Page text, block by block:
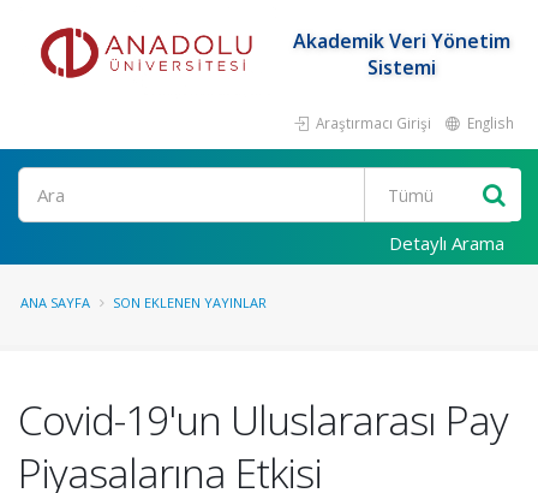
Akademik Veri Yönetim
Sistemi
Araştırmacı Girişi English
Ara
Detaylı Arama
ANA SAYFA SON EKLENEN YAYINLAR
Covid-19'un Uluslararası Pay
Piyasalarına Etkisi